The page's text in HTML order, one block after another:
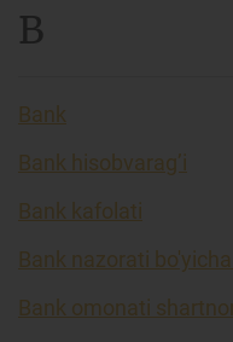
B
Bank
Bank hisobvarag’i
Bank kafolati
Bank nazorati
Bank omonati